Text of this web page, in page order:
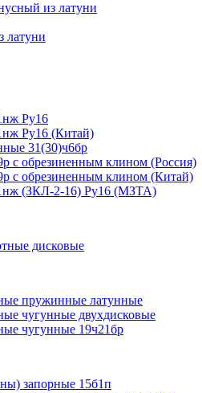
из латуни
латуни
Ру16
Ру16 (Китай)
31(30)ч6бр
с обрезиненным клином (Россия)
с обрезиненным клином (Китай)
(ЗКЛ-2-16) Ру16 (МЗТА)
дисковые
пружинные латунные
чугунные двухдисковые
чугунные 19ч21бр
запорные 15б1п